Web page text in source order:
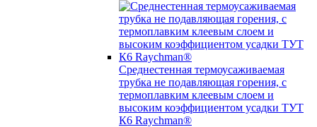
Среднестенная термоусаживаемая
трубка не подавляющая горения, с
термоплавким клеевым слоем и
высоким коэффициентом усадки ТУТ
К6 Raychman®